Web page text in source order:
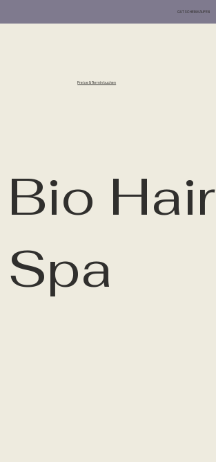
Preise & Termin buchen
GUTSCHEIN KAUFEN
Bio Hair
Spa